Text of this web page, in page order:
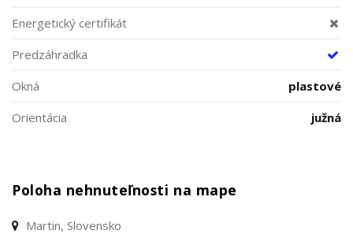
Energetický certifikát
Predzáhradka
Okná
plastové
Orientácia
južná
Poloha nehnuteľnosti na mape
Martin, Slovensko